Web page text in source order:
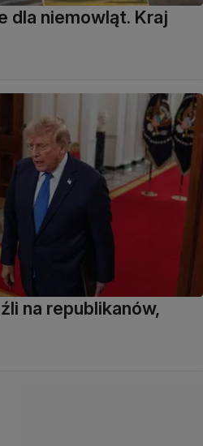
dla niemowląt. Kraj
na republikanów,